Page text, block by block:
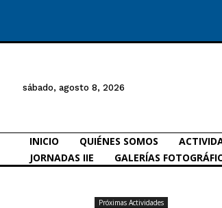
sábado, agosto 8, 2026
INICIO QUIÉNES SOMOS
JORNADAS IIE
GALERÍAS
Próximas Actividades